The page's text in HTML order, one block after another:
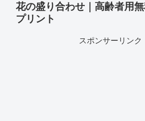
花の盛り合わせ｜高齢者用
プリント
スポンサーリンク